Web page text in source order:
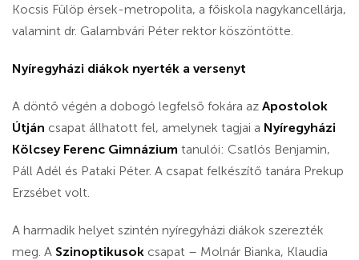
Kocsis Fülöp érsek-metropolita, a főiskola nagykancellárja,
valamint dr. Galambvári Péter rektor köszöntötte.
Nyíregyházi diákok nyerték a versenyt
A döntő végén a dobogó legfelső fokára az Apostolok
Útján csapat állhatott fel, amelynek tagjai a Nyíregyházi
Kölcsey Ferenc Gimnázium tanulói: Csatlós Benjamin,
Páll Adél és Pataki Péter. A csapat felkészítő tanára Prekup
Erzsébet volt.
A harmadik helyet szintén nyíregyházi diákok szerezték
meg. A Szinoptikusok csapat – Molnár Bianka, Klaudia